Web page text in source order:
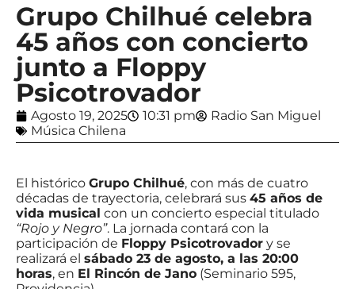
Grupo Chilhué celebra
45 años con concierto
junto a Floppy
Psicotrovador
Agosto 19, 2025 10:31 pm
Radio San Miguel
Música Chilena
El histórico Grupo Chilhué, con más de cuatro
décadas de trayectoria, celebrará sus 45 años de
vida musical con un concierto especial titulado
“Rojo y Negro”. La jornada contará con la
participación de Floppy Psicotrovador y se
realizará el sábado 23 de agosto, a las 20:00
horas, en El Rincón de Jano (Seminario 595,